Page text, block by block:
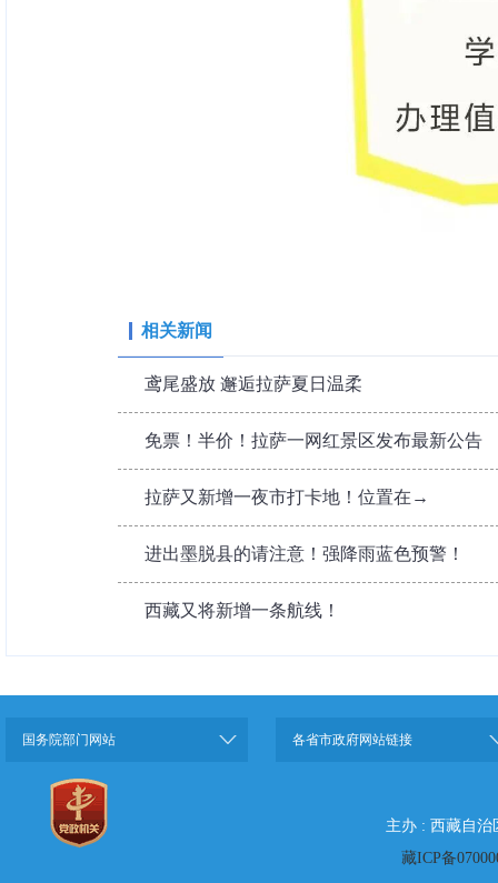
相关新闻
鸢尾盛放 邂逅拉萨夏日温柔
免票！半价！拉萨一网红景区发布最新公告
拉萨又新增一夜市打卡地！位置在→
进出墨脱县的请注意！强降雨蓝色预警！
西藏又将新增一条航线！
国务院部门网站 各省市政府网站链接
主办 : 西藏自治
藏ICP备